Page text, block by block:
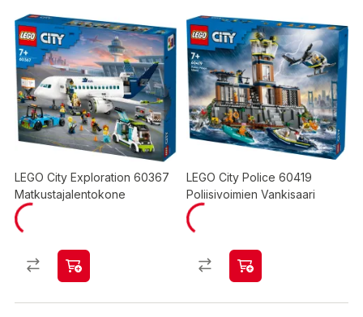
LEGO City Exploration 60367
Matkustajalentokone
LEGO City Police 60419
Poliisivoimien Vankisaari